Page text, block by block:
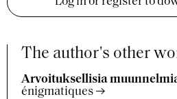
The author's other
Arvoituksellisia
énigmatiques